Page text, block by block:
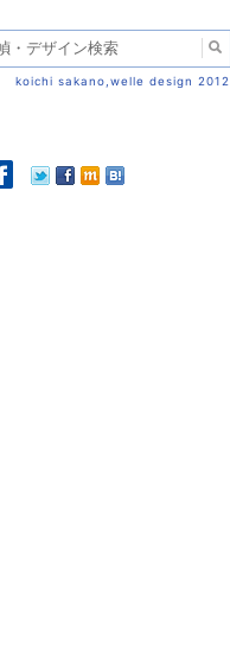
koichi sakano,welle design 2012